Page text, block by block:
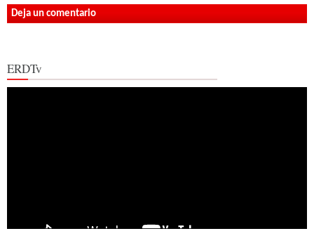
Deja un comentario
ERDTv